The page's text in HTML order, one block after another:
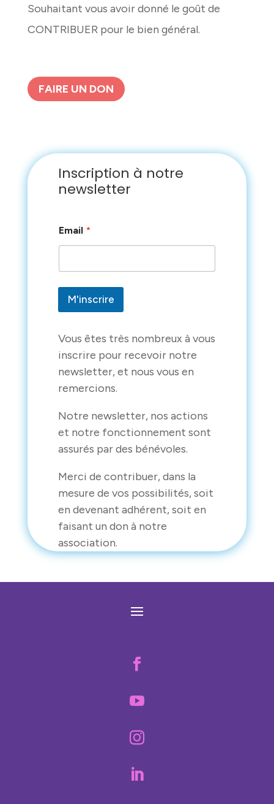
Souhaitant vous avoir donné le goût de
CONTRIBUER pour le bien général.
FAIRE UN DON
Inscription à notre
newsletter
m
a
l
E
a
l
Email *
M'inscrire
Vous êtes très nombreux à vous
inscrire pour recevoir notre
newsletter, et nous vous en
remercions.
Notre newsletter, nos actions
et notre fonctionnement sont
assurés par des bénévoles.
Merci de contribuer, dans la
mesure de vos possibilités, soit
en devenant adhérent, soit en
faisant un don à notre
association.



